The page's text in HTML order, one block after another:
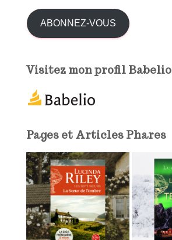
s
s
a
ABONNEZ-VOUS
Visitez mon profil Babelio
Pages et Articles Phares